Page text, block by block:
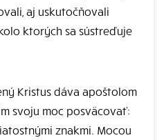
aj uskutočňovali
ktorých sa sústreďuje
Kristus dáva apoštolom
svoju moc posväcovať:
znakmi. Mocou